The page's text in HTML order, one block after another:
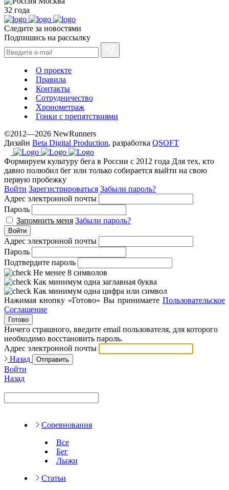
32 года
Следите за новостями
Подпишись на рассылку
О проекте
Правила
Контакты
Сотрудничество
Хронометраж
Гонки с препятствиями
©2012—2026 NewRunners
Дизайн Beta Digital Production, разработка QSOFT
Формируем культуру бега в России с 2012 года Для тех, кто
давно полюбил бег или только собирается выйти на свою
первую пробежку
Войти Зарегистрироваться Забыли пароль?
Адрес электронной почты
Пароль
Запомнить меня Забыли пароль?
Войти
Адрес электронной почты
Пароль
Подтвердите пароль
Не менее 8 символов
Как минимум одна заглавная буква
Как минимум одна цифра или символ
Нажимая кнопку «Готово» Вы принимаете Пользовательское
Соглашение
Готово
Ничего страшного, введите email пользователя, для которого
необходимо восстановить пароль.
Адрес электронной почты
Назад
Отправить
Войти
Назад
Соревнования
Все
Бег
Лыжи
Статьи